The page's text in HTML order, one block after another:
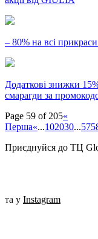
– 80% на всі
Додаткові знижки
смарагди за
Page 59 of 205«
Перша«...102030...57
Приєднуйся до ТЦ
та у Instagram